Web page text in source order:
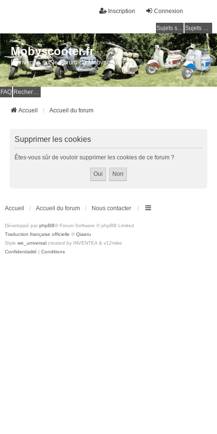
Connexion
Inscription
Sujets sans réponse Sujets actifs
Mobyscooter.fr
Bienvenue sur le Forum du Mobyscooter
FAQ Rechercher
Accueil Accueil du forum
Supprimer les cookies
Êtes-vous sûr de vouloir supprimer les cookies de ce forum ?
Accueil Accueil du forum Nous contacter
Développé par phpBB® Forum Software © phpBB Limited
Traduction française officielle © Qiaeru
Style we_universal created by INVENTEA & v12mike
Confidentialité | Conditions